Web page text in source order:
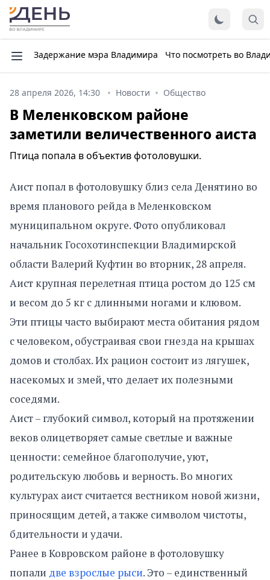
Задержание мэра Владимира Что посмотреть во
28 апреля 2026, 14:30 Новости Общество
В Меленковском районе
заметили величественного аиста
Птица попала в объектив фотоловушки.
Аист попал в фотоловушку близ села Денятино во
время планового рейда в Меленковском
муниципальном округе. Фото опубликовал
начальник Госохотинспекции Владимирской
области Валерий Куфтин во вторник, 28 апреля.
Аист крупная перелетная птица ростом до 125 см
и весом до 5 кг с длинными ногами и клювом.
Эти птицы часто выбирают места обитания рядом
с человеком, обустраивая свои гнезда на крышах
домов и столбах. Их рацион состоит из лягушек,
насекомых и змей, что делает их полезными
соседями.
Аист – глубокий символ, который на протяжении
веков олицетворяет самые светлые и важные
ценности: семейное благополучие, уют,
родительскую любовь и верность. Во многих
культурах аист считается вестником новой жизни,
приносящим детей, а также символом чистоты,
бдительности и удачи.
Ранее в Ковровском районе в фотоловушку
попали две взрослые рыси. Это – единственный